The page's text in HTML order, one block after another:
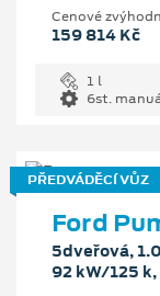
Cenové
159 814 Kč
1 l
6st.
PŘEDVÁDĚCÍ VŮZ
Ford
5dveřová,
92 kW/125